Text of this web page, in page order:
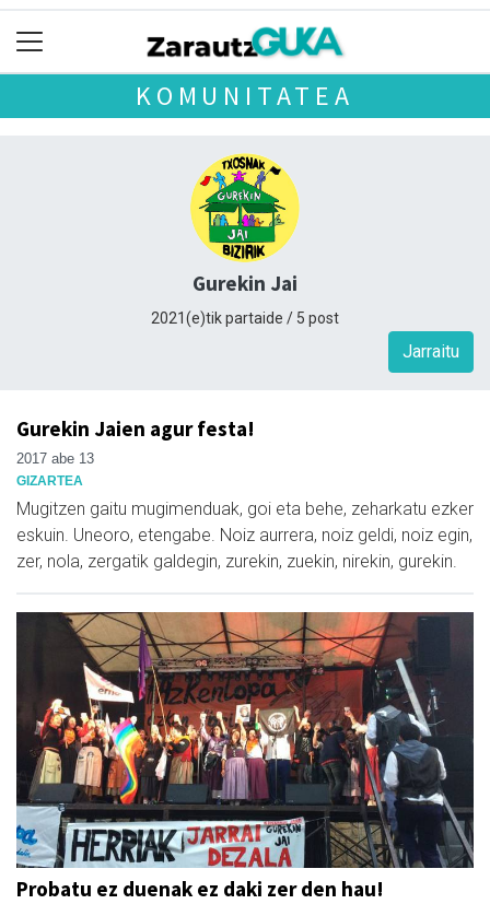
KOMUNITATEA
Gurekin Jai
2021(e)tik partaide / 5 post
Jarraitu
Gurekin Jaien agur festa!
2017 abe 13
GIZARTEA
Mugitzen gaitu mugimenduak, goi eta behe, zeharkatu ezker
eskuin. Uneoro, etengabe. Noiz aurrera, noiz geldi, noiz egin,
zer, nola, zergatik galdegin, zurekin, zuekin, nirekin, gurekin.
Probatu ez duenak ez daki zer den hau!